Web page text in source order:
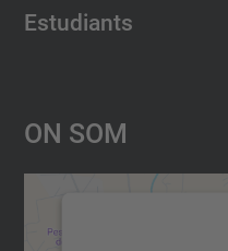
Estudiants
On Som